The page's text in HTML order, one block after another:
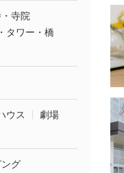
寺院
タワー・橋
ウス
劇場
グ